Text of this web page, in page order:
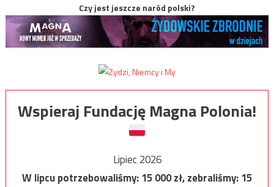
Czy jest jeszcze naród polski?
Wspieraj Fundację Magna Polonia!
Lipiec 2026
W lipcu potrzebowaliśmy:15 000zł, zebraliśmy:15